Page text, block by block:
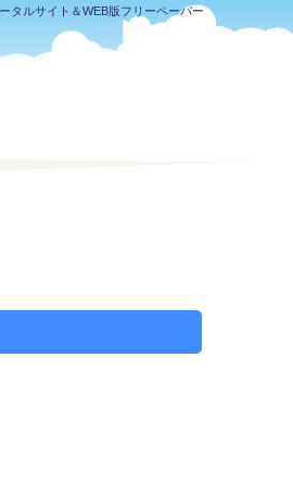
タルサイト＆WEB版フリーペーパー